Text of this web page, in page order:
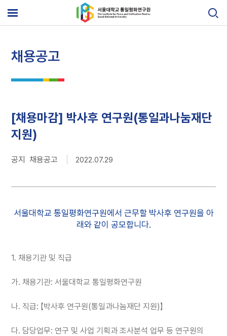
to
content
기
채용공고
[채용마감] 박사후 연구원(통일과나눔재단
지원)
공지 채용공고 2022.07.29
서울대학교 통일평화연구원에서 근무할 박사후 연구원을 아
래와 같이 공모합니다.
1. 채용기관 및 직급
가. 채용기관: 서울대학교 통일평화연구원
나. 직급: 【박사후 연구원(통일과나눔재단 지원)】
다. 담당업무: 연구 및 사업 기획과 조사분석 업무 등 연구원의